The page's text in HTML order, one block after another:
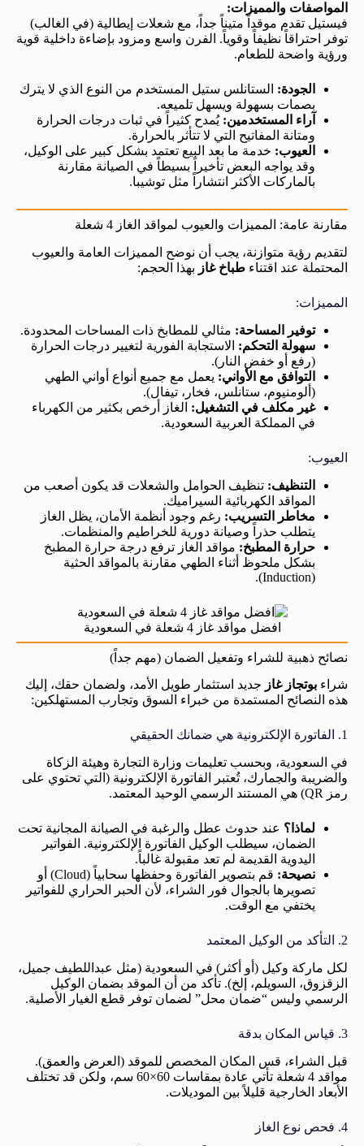
المواصفات والمميزات:
فيستيل تقدم موقداً متيناً جداً، مع شعلات إيطالية (في الغالب)
توفر احتراقاً نظيفاً وقوياً. الفرن واسع ومزود بإضاءة داخلية قوية
ورؤية واضحة للطعام.
الجودة: الستانلس ستيل المستخدم من النوع الذي لا يترك
بصمات بسهولة ويسهل تلميعه.
آراء المستخدمين: يُمدح كثيراً في ثبات درجات الحرارة
ومتانة المفاتيح التي لا تتأثر بالحرارة.
العيوب: خدمة ما بعد البيع تعتمد بشكل كبير على الوكيل،
وقد يواجه البعض تأخيراً بسيطاً في الصيانة مقارنة
بالماركات الأكثر انتشاراً مثل توشيبا.
مقارنة عامة: المميزات والعيوب لمواقد الغاز 4 شعلة
لتقديم رؤية متوازنة، يجب أن نوضح المميزات العامة والعيوب
المحتملة عند اقتناء طباخ غاز بهذا الحجم:
المميزات:
توفير المساحة: مثالي للمطابخ ذات المساحات المحدودة.
سهولة التحكم: الاستجابة الفورية لتغيير درجات الحرارة
(رفع أو خفض النار).
التوافق مع الأواني: يعمل مع جميع أنواع أواني الطهي
(ألومنيوم، ستانلس، فخار، تيفال).
غير مكلف في التشغيل: الغاز أرخص بكثير من الكهرباء
في المملكة العربية السعودية.
العيوب:
التنظيف: تنظيف الحوامل والشعلات قد يكون أصعب من
المواقد الكهربائية السيراميك.
مخاطر التسريب: رغم وجود أنظمة الأمان، يظل الغاز
يتطلب حذراً وصيانة دورية للخراطيم والمنظمات.
حرارة المطبخ: مواقد الغاز ترفع درجة حرارة المطبخ
بشكل ملحوظ أثناء الطهي مقارنة بالمواقد الحثية
(Induction).
افضل مواقد غاز 4 شعلة في السعودية
نصائح ذهبية للشراء وتفعيل الضمان (مهم جداً)
شراء بوتجاز غاز جديد استثمار طويل الأمد، ولضمان حقك، إليك
هذه النصائح المستمدة من خبراء السوق وتجارب المستهلكين:
1. الفاتورة الإلكترونية هي ضمانك الحقيقي
في السعودية، وبحسب تعليمات وزارة التجارة وهيئة الزكاة
والضريبة والجمارك، تُعتبر الفاتورة الإلكترونية (التي تحتوي على
رمز QR) هي المستند الرسمي الوحيد المعتمد.
لماذا؟ عند حدوث عطل والرغبة في الصيانة المجانية تحت
الضمان، سيطلب الوكيل الفاتورة الإلكترونية. الفواتير
اليدوية القديمة لم تعد مقبولة غالباً.
نصيحة:
قم بتصوير الفاتورة وحفظها سحابياً (Cloud) أو
تصويرها بالجوال فور الشراء، لأن الحبر الحراري للفواتير
يختفي مع الوقت.
2. التأكد من الوكيل المعتمد
لكل ماركة وكيل (أو أكثر) في السعودية (مثل عبداللطيف جميل،
الزقزوق، السويلم، إلخ). تأكد من أن الموقد بضمان الوكيل
الرسمي وليس “ضمان محل” لضمان توفر قطع الغيار الأصلية.
3. قياس المكان بدقة
قبل الشراء، قس المكان المخصص للموقد (العرض والعمق).
مواقد 4 شعلة تأتي عادة بمقاسات 60×60 سم، ولكن قد تختلف
الأبعاد الخارجية قليلاً بين الموديلات.
4. فحص نوع الغاز